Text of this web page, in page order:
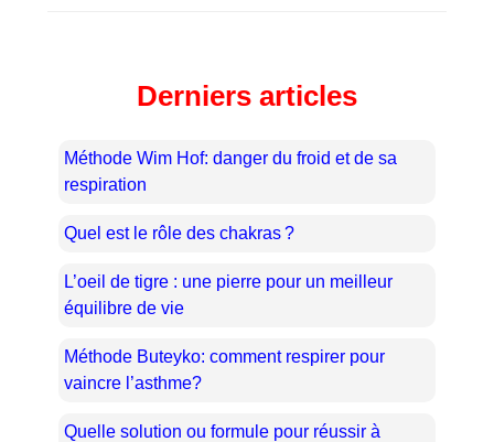
Derniers articles
Méthode Wim Hof: danger du froid et de sa
respiration
Quel est le rôle des chakras ?
L’oeil de tigre : une pierre pour un meilleur
équilibre de vie
Méthode Buteyko: comment respirer pour
vaincre l’asthme?
Quelle solution ou formule pour réussir à